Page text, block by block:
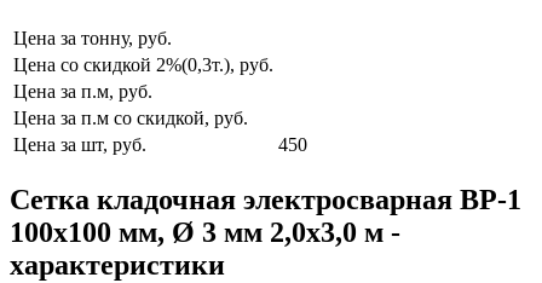
Цена за тонну, руб.
Цена со скидкой 2%(0,3т.), руб.
Цена за п.м, руб.
Цена за п.м со скидкой, руб.
Цена за шт, руб.
450
Сетка кладочная электросварная ВР-1
100x100 мм, Ø 3 мм 2,0x3,0 м -
характеристики